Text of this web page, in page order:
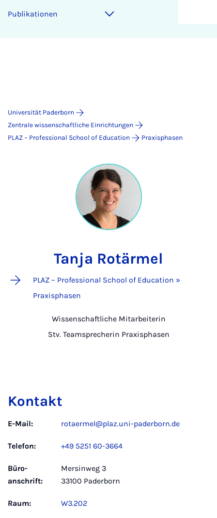
Publikationen
Universität Paderborn
Zentrale wissenschaftliche Einrichtungen
PLAZ – Professional School of Education
Praxisphasen
Tanja Rotärmel
PLAZ – Professional School of Education »
Praxisphasen
Wissenschaftliche Mitarbeiterin
Stv. Teamsprecherin Praxisphasen
Kontakt
E-Mail: rotaermel@plaz.uni-paderborn.de
Telefon: +49 5251 60-3664
Büro­
anschrift:
Mersinweg 3
33100 Paderborn
Raum: W3.202